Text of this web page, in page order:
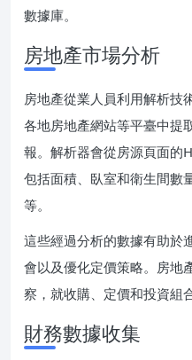
數據庫。
房地產市場分析
房地產從業人員利用解析技
各地房地產網站等平臺中提
報。解析器會從房源頁面
包括面積、臥室和衛生間數
等。
這些經過分析的數據有助於
會以及優化定價策略。房地
察，就收購、定價和投資組
財務數據收集